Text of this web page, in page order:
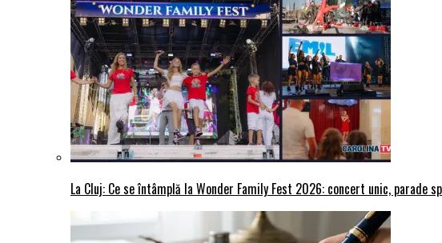
La Cluj: Ce se întâmplă la Wonder Family Fest 2026: concert unic,